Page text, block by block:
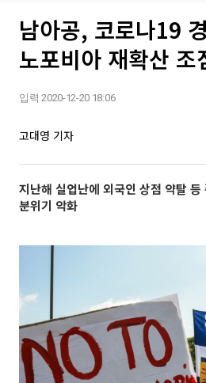
남아공, 코로나19
노포비아 재확산 조
입력 2020-12-20 18:06
고대영 기자
지난해 실업난에 외국인 상점 약탈
분위기 악화